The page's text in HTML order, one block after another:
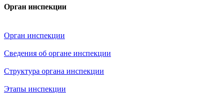
Орган инспекции
Орган инспекции
Сведения об органе инспекции
Структура органа инспекции
Этапы инспекции